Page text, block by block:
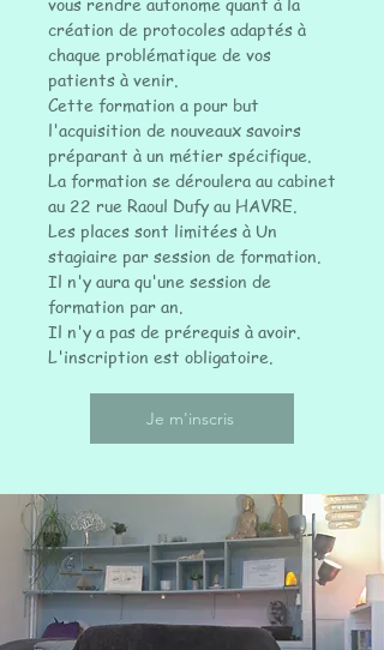
création de protocoles adaptés à
chaque problématique de vos
patients à venir.
Cette formation a pour but
l'acquisition de nouveaux savoirs
préparant à un métier spécifique.
La formation se déroulera au cabinet
au 22 rue Raoul Dufy au HAVRE.
Les places sont limitées à Un
stagiaire par session de formation.
Il n'y aura qu'une session de
formation par an.
Il n'y a pas de prérequis à avoir.
L'inscription est obligatoire.
Je m'inscris